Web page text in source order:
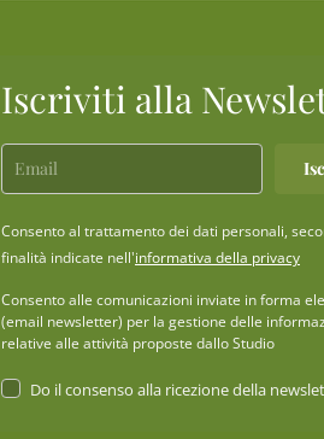
Iscriviti alla
Consento al trattamento dei dati personali,
finalità indicate nell'informativa della privacy
Consento alle comunicazioni inviate in forma
(email newsletter) per la gestione delle
relative alle attività proposte dallo Studio
Do il consenso alla ricezione della